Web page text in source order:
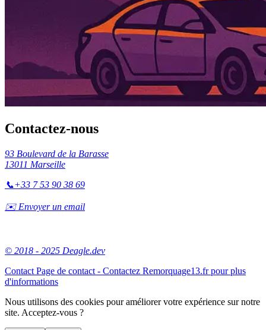
Contactez-nous
93 Boulevard de la Barasse
13011 Marseille
📞+33 7 53 90 38 69
✉️ Envoyer un email
© 2018 - 2025 Deagle.dev
Contact Page de contact - Contactez Remorquage13.fr pour plus
d'informations
Nous utilisons des cookies pour améliorer votre expérience sur notre
site. Acceptez-vous ?